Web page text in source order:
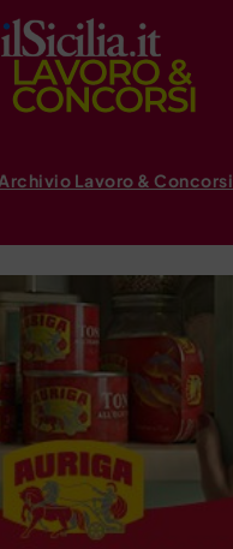
Lavoro & Concorsi